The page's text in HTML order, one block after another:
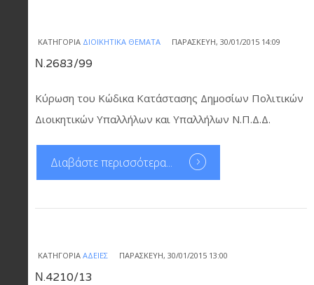
ΚΑΤΗΓΟΡΊΑ ΔΙΟΙΚΗΤΙΚΆ ΘΈΜΑΤΑ ΠΑΡΑΣΚΕΥΉ, 30/01/2015 14:09
Ν.2683/99
Κύρωση του Κώδικα Κατάστασης Δημοσίων Πολιτικών
Διοικητικών Υπαλλήλων και Υπαλλήλων Ν.Π.Δ.Δ.
Διαβάστε περισσότερα...
ΚΑΤΗΓΟΡΊΑ ΆΔΕΙΕΣ ΠΑΡΑΣΚΕΥΉ, 30/01/2015 13:00
Ν.4210/13